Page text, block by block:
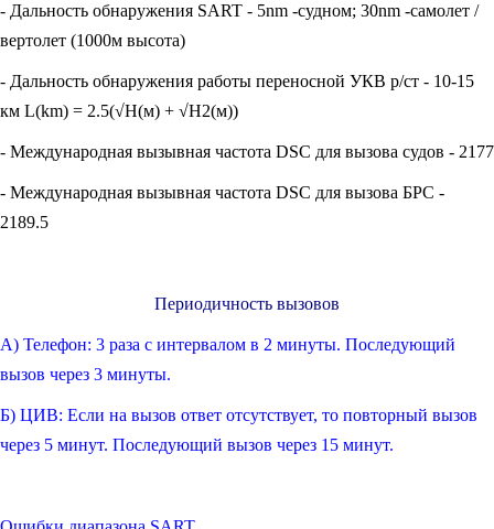
- Дальность обнаружения SART - 5nm -судном; 30nm -самолет /
вертолет (1000м высота)
- Дальность обнаружения работы переносной УКВ р/ст - 10-15
км L(km) = 2.5(√H(м) + √Н2(м))
- Международная вызывная частота DSC для вызова судов - 2177
- Международная вызывная частота DSC для вызова БРС -
2189.5
Периодичность вызовов
А) Телефон: 3 раза с интервалом в 2 минуты. Последующий
вызов через 3 минуты.
Б) ЦИВ: Если на вызов ответ отсутствует, то повторный вызов
через 5 минут. Последующий вызов через 15 минут.